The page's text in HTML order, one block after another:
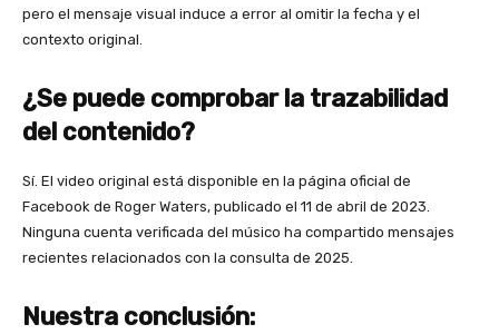
pero el mensaje visual induce a error al omitir la fecha y el
contexto original.
¿Se puede comprobar la trazabilidad
del contenido?
Sí. El video original está disponible en la página oficial de
Facebook de Roger Waters, publicado el 11 de abril de 2023.
Ninguna cuenta verificada del músico ha compartido mensajes
recientes relacionados con la consulta de 2025.
Nuestra conclusión: